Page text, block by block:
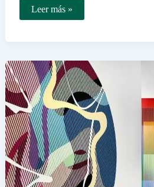
Quels
sont
services
de
Mr
Bricolage
à
L’Isle-
sur-
la-
Sorgue
Leer más »